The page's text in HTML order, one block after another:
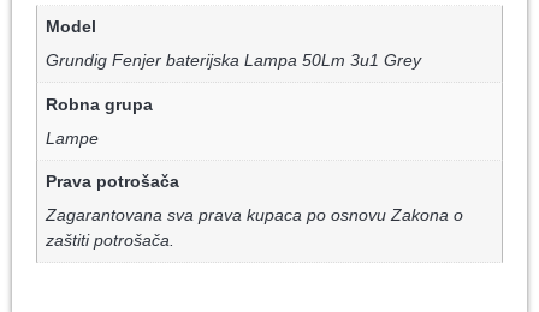
Model
Grundig Fenjer baterijska Lampa 50Lm 3u1 Grey
Robna grupa
Lampe
Prava potrošača
Zagarantovana sva prava kupaca po osnovu Zakona o
zaštiti potrošača.